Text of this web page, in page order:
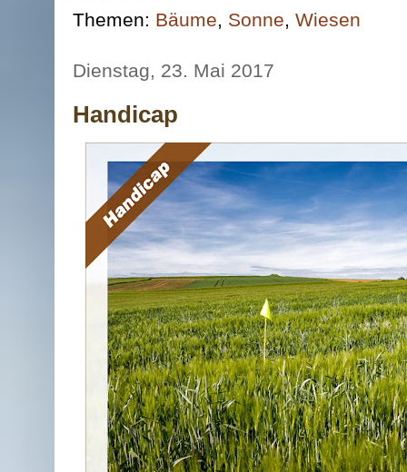
Themen: Bäume, Sonne, Wiesen
Dienstag, 23. Mai 2017
Handicap